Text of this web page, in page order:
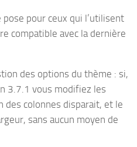
pour ceux qui l’utilisent
compatible avec la dernière
des options du thème : si,
3.7.1 vous modifiez les
des colonnes disparait, et le
sans aucun moyen de